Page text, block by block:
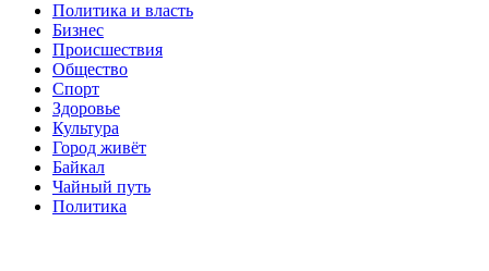
Политика и власть
Бизнес
Происшествия
Общество
Cпорт
Здоровье
Культура
Город живёт
Байкал
Чайный путь
Политика